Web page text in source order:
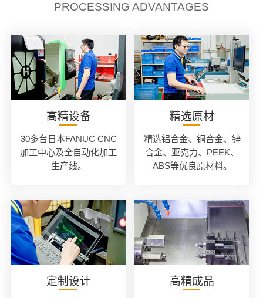
PROCESSING ADVANTAGES
高精设备
30多台日本FANUC CNC
加工中心及全自动化加工
生产线。
精选原材
精选铝合金、铜合金、锌
合金、亚克力、PEEK、
ABS等优良原材料。
定制设计 高精成品